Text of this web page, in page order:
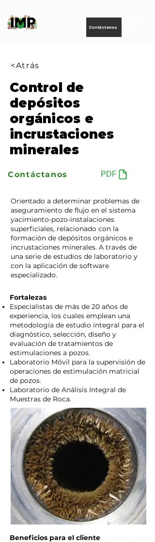
Contáctanos
<Atrás
Control de
depósitos
orgánicos e
incrustaciones
minerales
Contáctanos PDF
Orientado a determinar problemas de
aseguramiento de flujo en el sistema
yacimiento-pozo-instalaciones
superficiales, relacionado con la
formación de depósitos orgánicos e
incrustaciones minerales. A través de
una serie de estudios de laboratorio y
con la aplicación de software
especializado.
Fortalezas
Especialistas de más de 20 años de
experiencia, los cuales emplean una
metodología de estudio integral para el
diagnóstico, selección, diseño y
evaluación de tratamientos de
estimulaciones a pozos.
Laboratorio Móvil para la supervisión de
operaciones de estimulación matricial
de pozos.
Laboratorio de Análisis Integral de
Muestras de Roca.
Beneficios para el cliente